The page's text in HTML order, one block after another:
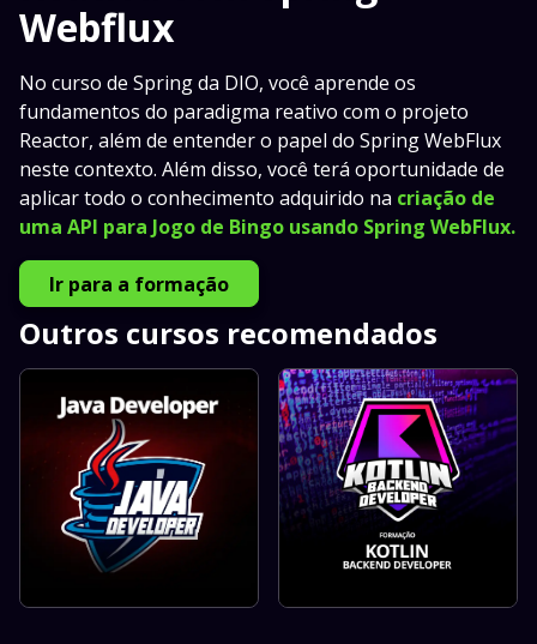
Webflux
No curso de Spring da DIO, você aprende os
fundamentos do paradigma reativo com o projeto
Reactor, além de entender o papel do Spring WebFlux
neste contexto. Além disso, você terá oportunidade de
aplicar todo o conhecimento adquirido na criação de
uma API para Jogo de Bingo usando Spring WebFlux.
Ir para a formação
Outros cursos recomendados